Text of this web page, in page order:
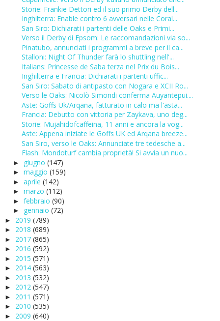
Storie: Frankie Dettori ed il suo primo Derby dell...
Inghilterra: Enable contro 6 avversari nelle Coral...
San Siro: Dichiarati i partenti delle Oaks e Primi...
Verso il Derby di Epsom: Le raccomandazioni via so...
Pinatubo, annunciati i programmi a breve per il ca...
Stalloni: Night Of Thunder farà lo shuttling nell'...
Italians: Princesse de Saba terza nel Prix du Bois...
Inghilterra e Francia: Dichiarati i partenti uffic...
San Siro: Sabato di antipasto con Nogara e XCII Ro...
Verso le Oaks: Nicolò Simondi conferma Auyantepui....
Aste: Goffs Uk/Arqana, fatturato in calo ma l'asta...
Francia: Debutto con vittoria per Zaykava, uno deg...
Storie: Mujahidofcaffeina, 11 anni e ancora la vog...
Aste: Appena iniziate le Goffs UK ed Arqana breeze...
San Siro, verso le Oaks: Annunciate tre tedesche a...
Flash: Mondoturf cambia proprietà! Si avvia un nuo...
► giugno (147)
► maggio (159)
► aprile (142)
► marzo (112)
► febbraio (90)
► gennaio (72)
► 2019 (789)
► 2018 (689)
► 2017 (865)
► 2016 (592)
► 2015 (571)
► 2014 (563)
► 2013 (532)
► 2012 (547)
► 2011 (571)
► 2010 (535)
► 2009 (640)